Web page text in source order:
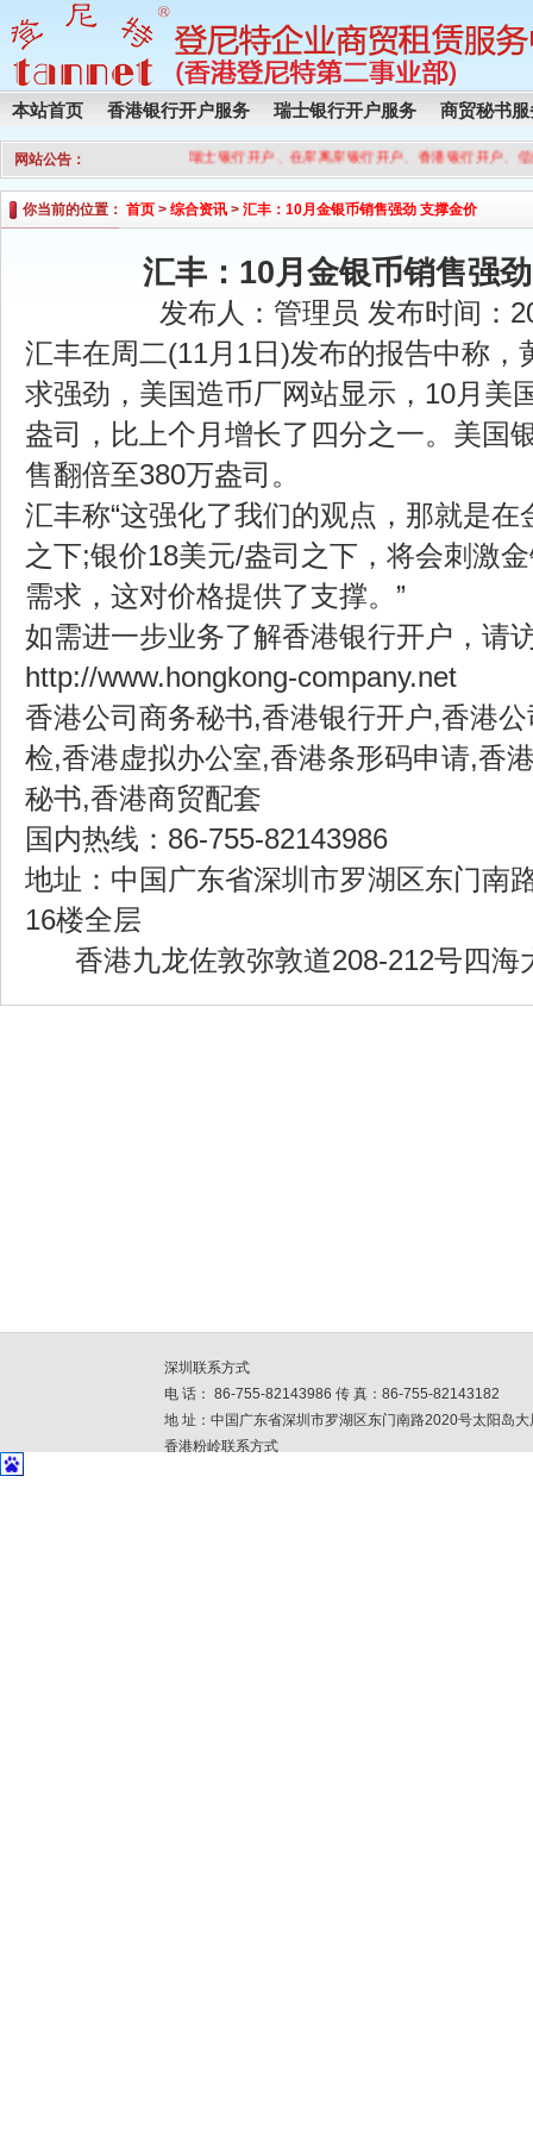
本站首页 香港银行开户服务 瑞士银行开户服务 商贸秘书服
网站公告： 瑞士银行开户、在岸离岸银行开户、香港银行开户、
你当前的位置： 首页 > 综合资讯 > 汇丰：10月金银币销售强劲 支撑金价
汇丰：10月金银币销售强
发布人：管理员 发布时间：
汇丰在周二(11月1日)发布的报告中称，
求强劲，美国造币厂网站显示，10月美
盎司，比上个月增长了四分之一。美国
售翻倍至380万盎司。
汇丰称“这强化了我们的观点，那就是在
之下;银价18美元/盎司之下，将会刺激
需求，这对价格提供了支撑。”
如需进一步业务了解香港银行开户，请
http://www.hongkong-company.net
香港公司商务秘书,香港银行开户,香港
检,香港虚拟办公室,香港条形码申请,香
秘书,香港商贸配套
国内热线：86-755-82143986
地址：中国广东省深圳市罗湖区东门南
16楼全层
香港九龙佐敦弥敦道208-212号四海
深圳联系方式
电 话： 86-755-82143986 传 真：86-755-82143182
地 址：中国广东省深圳市罗湖区东门南路2020号太阳岛
香港粉岭联系方式